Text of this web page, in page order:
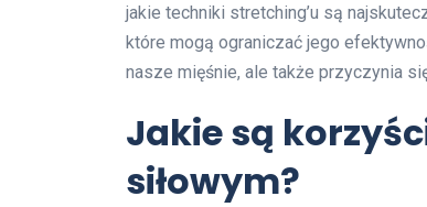
jakie techniki stretching’u są
które mogą ograniczać jego
nasze mięśnie, ale także przyczynia
Jakie są
siłowym?